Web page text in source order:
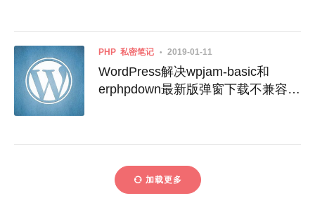
PHP 私密笔记 2019-01-11
WordPress解决wpjam-basic和
erphpdown最新版弹窗下载不兼容的
加载更多